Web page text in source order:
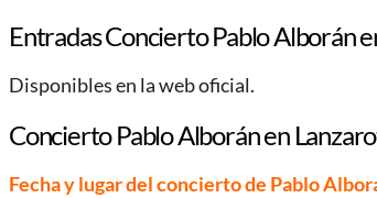
Entradas Concierto Pablo Alborán
Disponibles en la web oficial.
Concierto Pablo Alborán en
Fecha y lugar del concierto de Pablo